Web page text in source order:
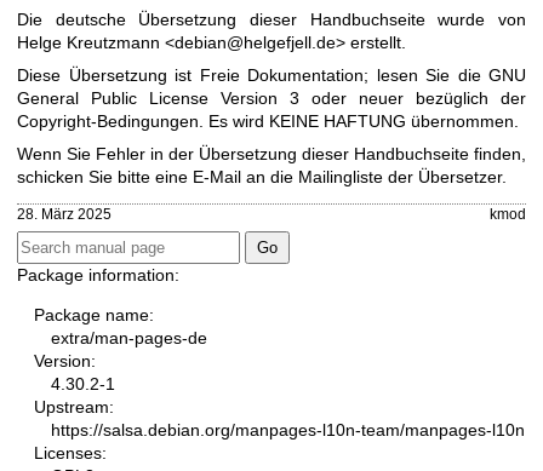
Die deutsche Übersetzung dieser Handbuchseite wurde von
Helge Kreutzmann <debian@helgefjell.de> erstellt.
Diese Übersetzung ist Freie Dokumentation; lesen Sie die GNU
General Public License Version 3 oder neuer bezüglich der
Copyright-Bedingungen. Es wird KEINE HAFTUNG übernommen.
Wenn Sie Fehler in der Übersetzung dieser Handbuchseite finden,
schicken Sie bitte eine E-Mail an die Mailingliste der Übersetzer.
28. März 2025 kmod
Package information:
Package name:
extra/man-pages-de
Version:
4.30.2-1
Upstream:
https://salsa.debian.org/manpages-l10n-team/manpages-l10n
Licenses: